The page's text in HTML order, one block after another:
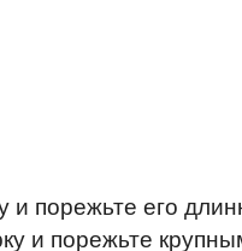
порежьте его
и порежьте